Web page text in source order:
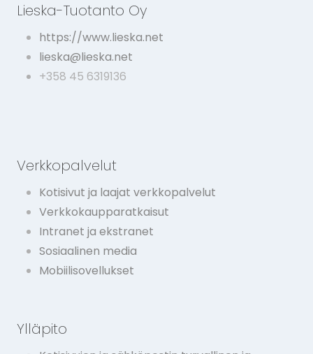
Lieska-Tuotanto Oy
https://www.lieska.net
lieska@lieska.net
+358 45 6319136
Verkkopalvelut
Kotisivut ja laajat verkkopalvelut
Verkkokaupparatkaisut
Intranet ja ekstranet
Sosiaalinen media
Mobiilisovellukset
Ylläpito